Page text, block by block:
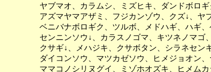
ヤブマオ、カラムシ、ミズヒキ、ダンドボロギ
アズマヤマアザミ、フジカンゾウ、クズ↓、ヤブ
ベニバナボロギク、ツルボ、メドハギ、ハギ、
センニンソウ↓、カラスノゴマ、キツネノマゴ、
クサギ↓、メハジキ、クサボタン、シラネセンキ
ダイコンソウ、マツカゼソウ、ヒメジョオン、
ママコノシリヌグイ、ミゾホオズキ、ヒメムカ